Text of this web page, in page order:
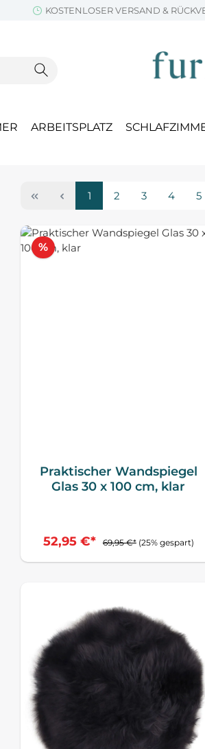
KOSTENLOSER VERSAND &
ARBEITSPLATZ
Seite
1 Seite
2 Seite
3 Seite
4 5
%Rabatt
Praktischer Wandspiegel
Glas 30 x 100 cm, klar
52,95 €* 69,95 €* (25% gespart)